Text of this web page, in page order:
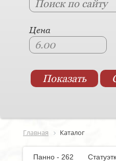
Цена
Главная Каталог
Панно - 262